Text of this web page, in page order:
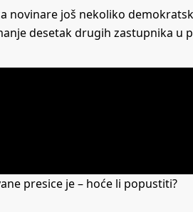
novinare još nekoliko
desetak drugih zastupnika u
presice je – hoće li popustiti?